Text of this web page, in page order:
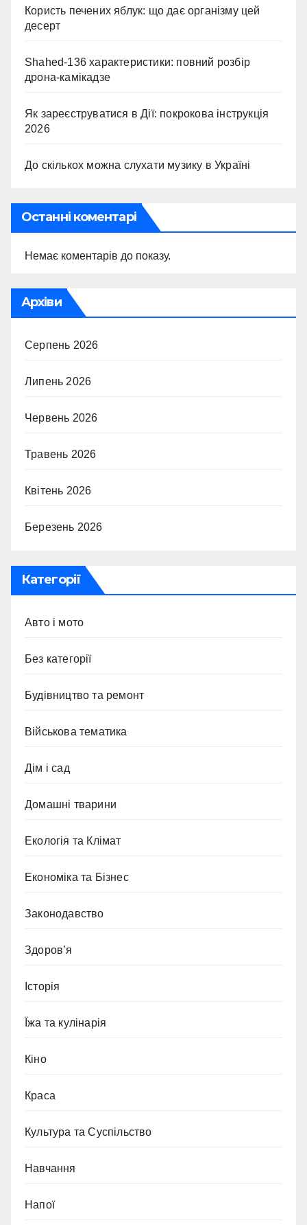
Користь печених яблук: що дає організму цей
десерт
Shahed-136 характеристики: повний розбір
дрона-камікадзе
Як зареєструватися в Дії: покрокова інструкція
2026
До скількох можна слухати музику в Україні
Останні коментарі
Немає коментарів до показу.
Архіви
Серпень 2026
Липень 2026
Червень 2026
Травень 2026
Квітень 2026
Березень 2026
Категорії
Авто і мото
Без категорії
Будівництво та ремонт
Військова тематика
Дім і сад
Домашні тварини
Екологія та Клімат
Економіка та Бізнес
Законодавство
Здоров’я
Історія
Їжа та кулінарія
Кіно
Краса
Культура та Суспільство
Навчання
Напої